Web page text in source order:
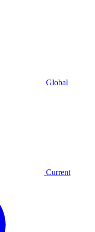
Global
Current